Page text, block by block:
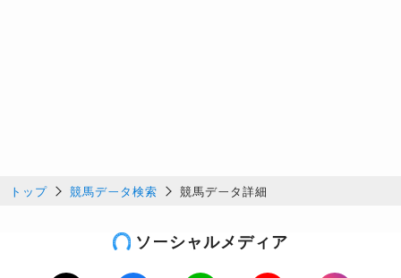
トップ 競馬データ検索 競馬データ詳細
ソーシャルメディア